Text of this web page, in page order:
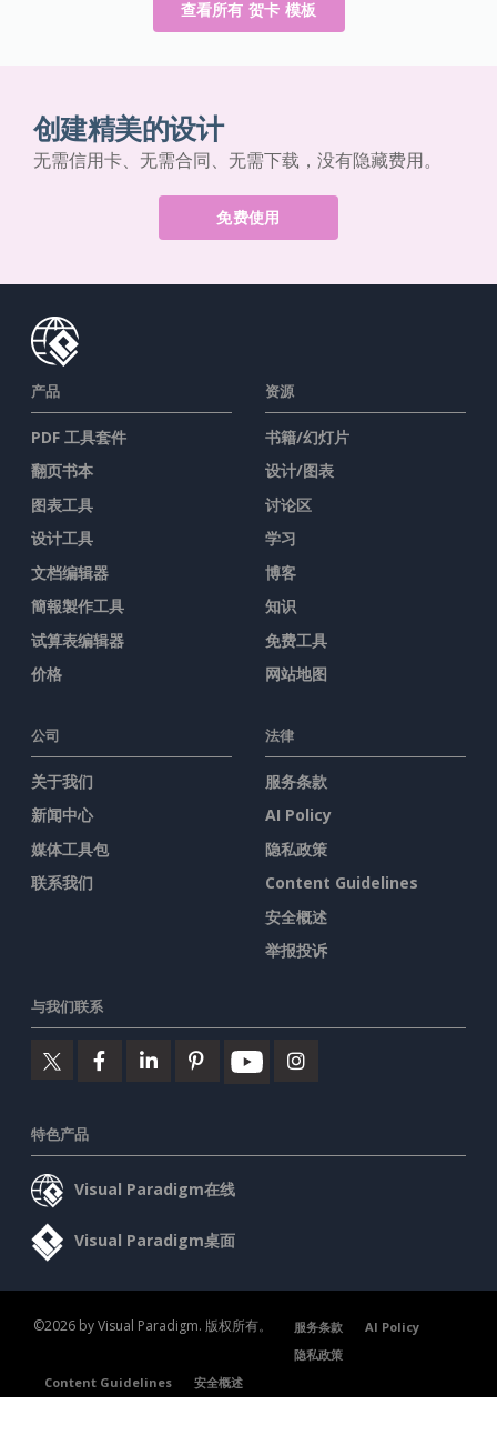
查看所有 贺卡 模板
创建精美的设计
无需信用卡、无需合同、无需下载，没有隐藏费用。
免费使用
产品
PDF 工具套件
翻页书本
图表工具
设计工具
文档编辑器
簡報製作工具
试算表编辑器
价格
资源
书籍/幻灯片
设计/图表
讨论区
学习
博客
知识
免费工具
网站地图
公司
关于我们
新闻中心
媒体工具包
联系我们
法律
服务条款
AI Policy
隐私政策
Content Guidelines
安全概述
举报投诉
与我们联系
特色产品
Visual Paradigm在线
Visual Paradigm桌面
©2026 by Visual Paradigm. 版权所有。 服务条款
AI Policy
隐私政策
Content Guidelines
安全概述